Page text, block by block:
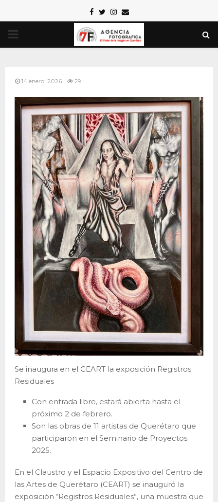
Facebook
TwitterInstagram
Email
PRIMARY
14 enero, 2026 29
Se inaugura en el CEART la exposición Registros
Residuales
Con entrada libre, estará abierta hasta el
próximo 2 de febrero.
Son las obras de 11 artistas de Querétaro que
participaron en el Seminario de Proyectos
2025.
En el Claustro y el Espacio Expositivo del Centro de
las Artes de Querétaro (CEART) se inauguró la
exposición “Registros Residuales”, una muestra que